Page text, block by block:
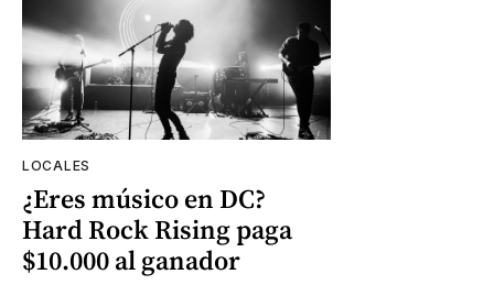
LOCALES
¿Eres músico en DC?
Hard Rock Rising paga
$10.000 al ganador